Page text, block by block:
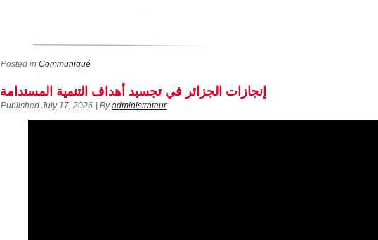
Posted in Communiqué
إنجازات الجزائر في تجسيد أهداف التنمية المستدامة
Published July 17, 2026 By administrateur